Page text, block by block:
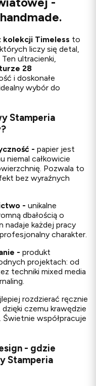
kolekcji Timeless to
liczy się detal,
ultracienki,
28
i doskonałe
wybór do
Stamperia
- papier jest
niemal całkowicie
Pozwala to
bez wyraźnych
- unikalne
dbałością o
nadaje każdej pracy
charakter.
- produkt
projektach: od
techniki mixed media
rozdzierać ręcznie
czemu krawędzie
Świetnie współpracuje
- gdzie
Stamperia